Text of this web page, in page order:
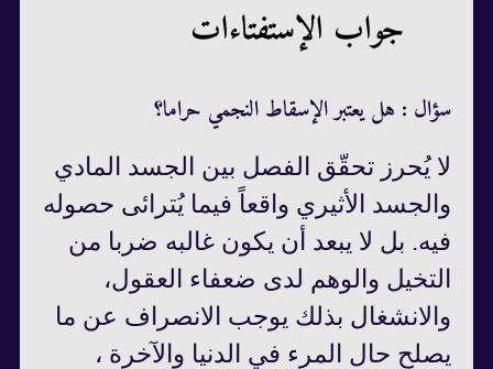
جواب الإستفتاءات
سؤال : هل يعتبر الإسقاط النجمي حراما؟
لا يُحرز تحقّق الفصل بين الجسد المادي
والجسد الأثيري واقعاً فيما يُترائى حصوله
فيه. بل لا يبعد أن يكون غالبه ضربا من
التخيل والوهم لدى ضعفاء العقول،
والانشغال بذلك يوجب الانصراف عن ما
يصلح حال المرء في الدنيا والآخرة ،